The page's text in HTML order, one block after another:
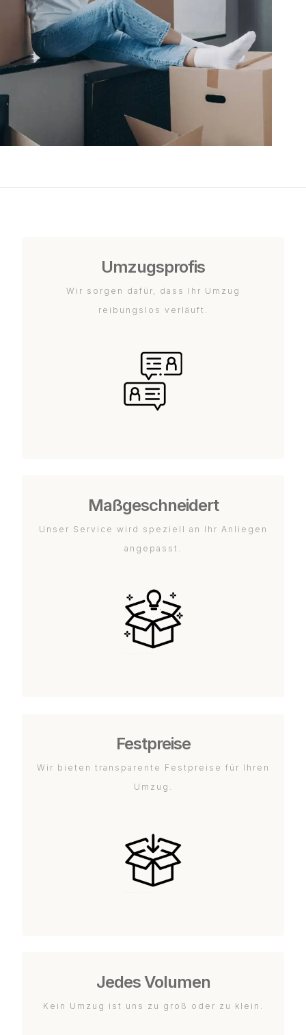
Umzugsprofis
Wir sorgen dafür, dass Ihr Umzug
reibungslos verläuft.
Maßgeschneidert
Unser Service wird speziell an Ihr Anliegen
angepasst.
Festpreise
Wir bieten transparente Festpreise für Ihren
Umzug.
Jedes Volumen
Kein Umzug ist uns zu groß oder zu klein.